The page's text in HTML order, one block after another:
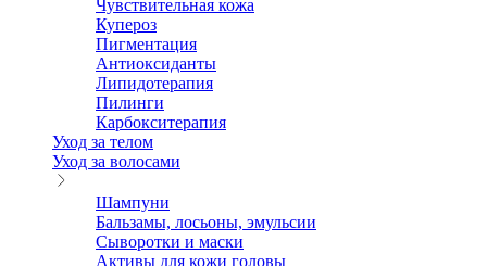
Чувствительная кожа
Купероз
Пигментация
Антиоксиданты
Липидотерапия
Пилинги
Карбокситерапия
Уход за телом
Уход за волосами
Шампуни
Бальзамы, лосьоны, эмульсии
Сыворотки и маски
Активы для кожи головы